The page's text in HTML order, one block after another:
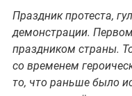
Праздник протеста,
демонстрации.
праздником страны.
со временем
то, что раньше было